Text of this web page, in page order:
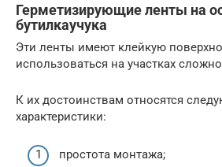
Герметизирующие ленты на
бутилкаучука
Эти ленты имеют клейкую
использоваться на участках
К их достоинствам относятся
характеристики:
простота монтажа;